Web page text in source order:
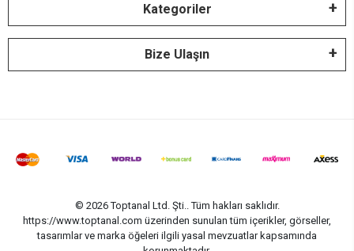
Kategoriler
Bize Ulaşın
© 2026 Toptanal Ltd. Şti.. Tüm hakları saklıdır.
https://www.toptanal.com üzerinden sunulan tüm içerikler, görseller,
tasarımlar ve marka öğeleri ilgili yasal mevzuatlar kapsamında